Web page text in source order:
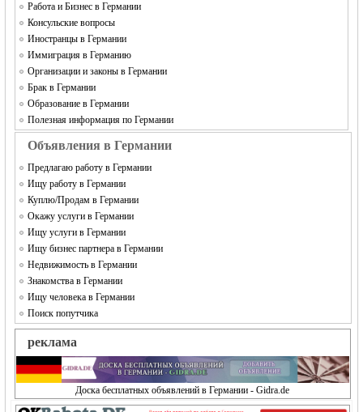
Работа и Бизнес в Германии
Консульские вопросы
Иностранцы в Германии
Иммиграция в Германию
Организации и законы в Германии
Брак в Германии
Образование в Германии
Полезная информация по Германии
Объявления в Германии
Предлагаю работу в Германии
Ищу работу в Германии
Куплю/Продам в Германии
Окажу услуги в Германии
Ищу услуги в Германии
Ищу бизнес партнера в Германии
Недвижимость в Германии
Знакомства в Германии
Ищу человека в Германии
Поиск попутчика
реклама
Доска бесплатных объявлений в Германии - Gidra.de